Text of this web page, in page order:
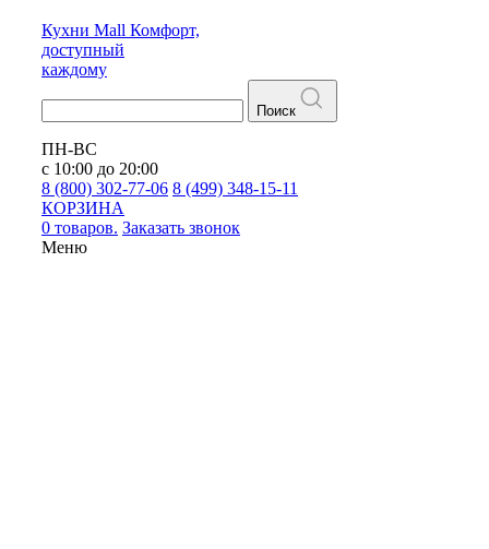
Кухни Mall Комфорт,
доступный
каждому
Поиск
ПН-ВС
с 10:00 до 20:00
8 (800) 302-77-06 8 (499) 348-15-11
КОРЗИНА
0 товаров. Заказать звонок
Меню